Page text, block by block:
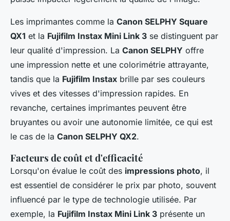
Les imprimantes comme la Canon SELPHY Square
QX1 et la Fujifilm Instax Mini Link 3 se distinguent par
leur qualité d'impression. La Canon SELPHY offre
une impression nette et une colorimétrie attrayante,
tandis que la Fujifilm Instax brille par ses couleurs
vives et des vitesses d'impression rapides. En
revanche, certaines imprimantes peuvent être
bruyantes ou avoir une autonomie limitée, ce qui est
le cas de la Canon SELPHY QX2.
Facteurs de coût et d'efficacité
Lorsqu'on évalue le coût des impressions photo, il
est essentiel de considérer le prix par photo, souvent
influencé par le type de technologie utilisée. Par
exemple, la Fujifilm Instax Mini Link 3 présente un